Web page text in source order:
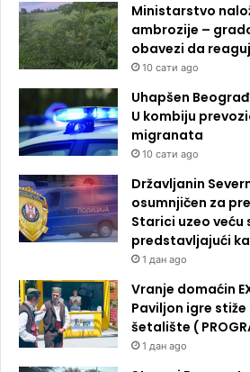
Ministarstvo
ambrozije –
obavezi da
10 сати ago
Uhapšen
U kombiju
migranata
10 сати ago
Državljanin
osumnjičen za
Starici uzeo veću
predstavljajući
1 дан ago
Vranje domaćin
Paviljon igre
šetalište (
1 дан ago